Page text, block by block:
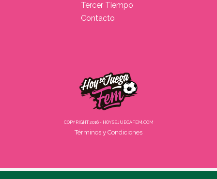
Tercer Tiempo
Contacto
COPYRIGHT 2016 - HOYSEJUEGAFEM.COM
Términos y Condiciones